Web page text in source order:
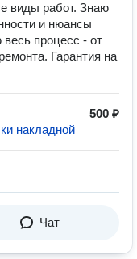
виды работ. Знаю
и нюансы
весь процесс - от
Гарантия на
500 ₽
накладной
Чат